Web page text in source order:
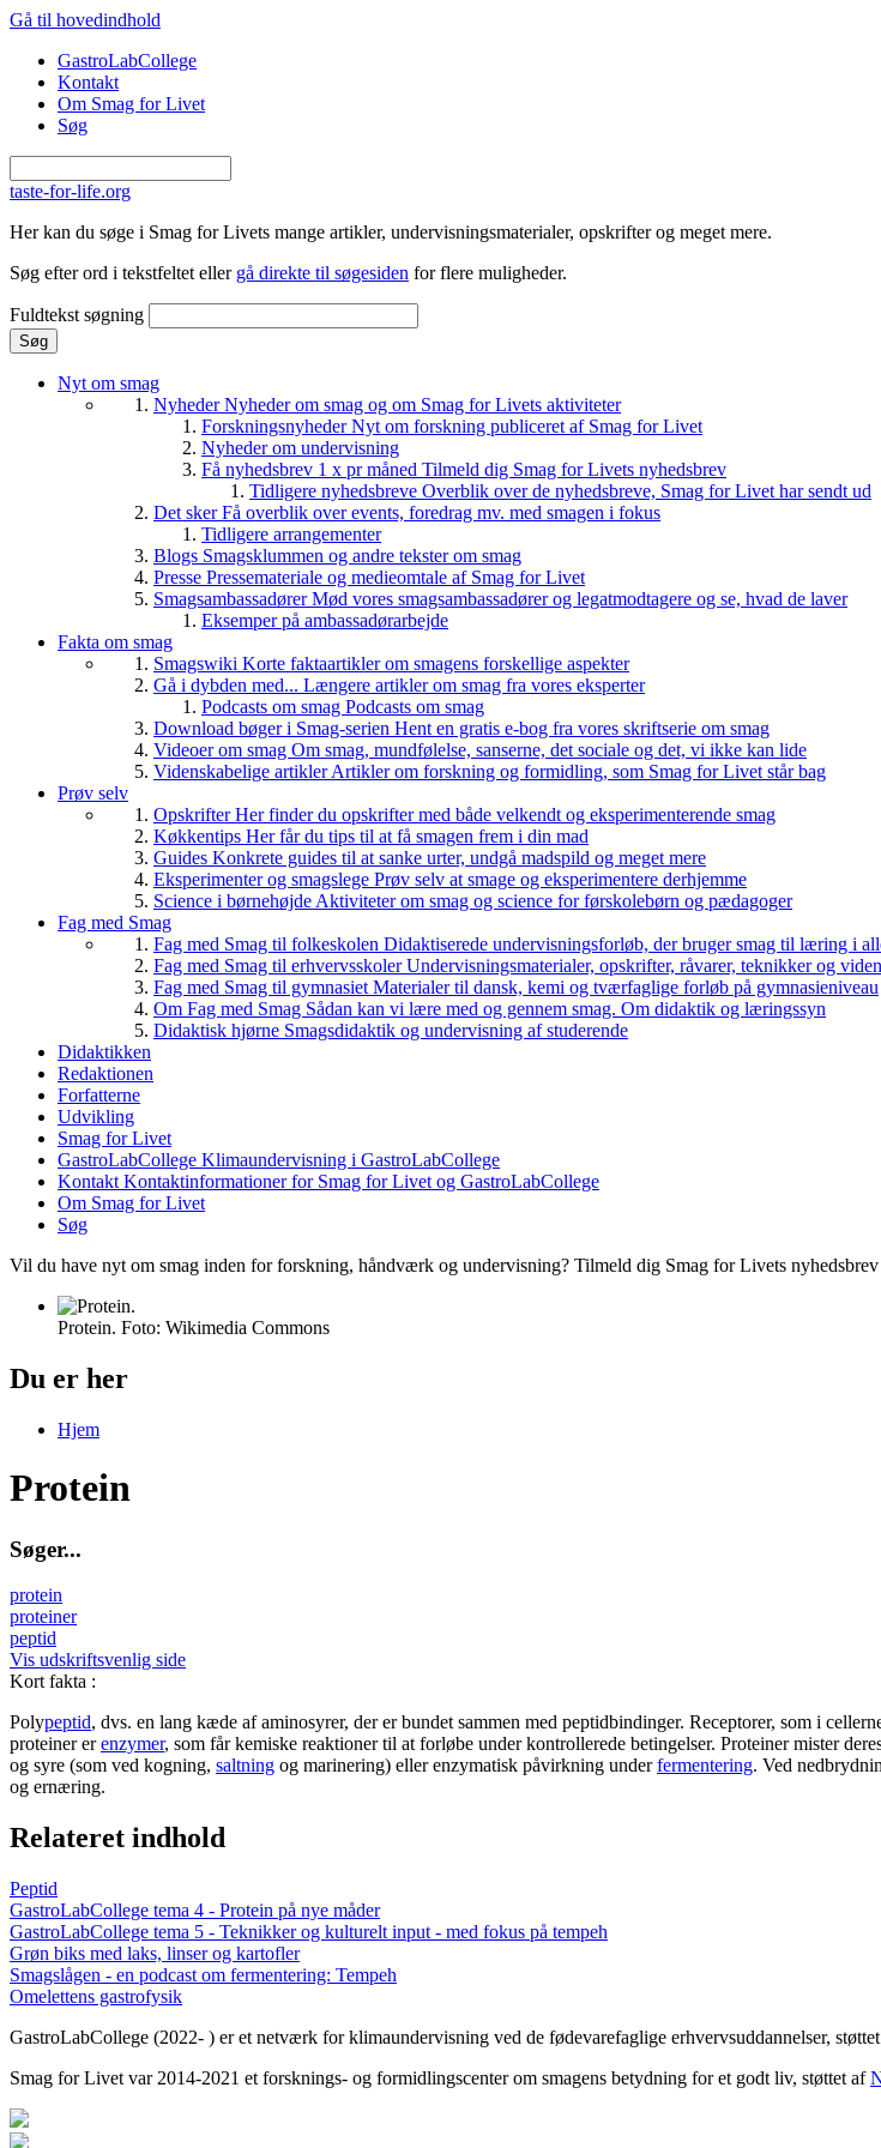
Gå til hovedindhold
GastroLabCollege
Kontakt
Om Smag for Livet
Søg
taste-for-life.org
Her kan du søge i Smag for Livets mange artikler, undervisningsmaterialer, opskrifter og meget mere.
Søg efter ord i tekstfeltet eller gå direkte til søgesiden for flere muligheder.
Fuldtekst søgning
Nyt om smag
NyhederNyheder om smag og om Smag for Livets aktiviteter
ForskningsnyhederNyt om forskning publiceret af Smag for Livet
Nyheder om undervisning
Få nyhedsbrev 1 x pr måned Tilmeld dig Smag for Livets nyhedsbrev
Tidligere nyhedsbreve Overblik over de nyhedsbreve, Smag for Livet har sendt ud
Det skerFå overblik over events, foredrag mv. med smagen i fokus
Tidligere arrangementer
Blogs Smagsklummen og andre tekster om smag
Presse Pressemateriale og medieomtale af Smag for Livet
SmagsambassadørerMød vores smagsambassadører og legatmodtagere og se, hvad de laver
Eksemper på ambassadørarbejde
Fakta om smag
Smagswiki Korte faktaartikler om smagens forskellige aspekter
Gå i dybden med... Længere artikler om smag fra vores eksperter
Podcasts om smag Podcasts om smag
Download bøger i Smag-serien Hent en gratis e-bog fra vores skriftserie om smag
Videoer om smag Om smag, mundfølelse, sanserne, det sociale og det, vi ikke kan lide
Videnskabelige artiklerArtikler om forskning og formidling, som Smag for Livet står bag
Prøv selv
OpskrifterHer finder du opskrifter med både velkendt og eksperimenterende smag
Køkkentips Her får du tips til at få smagen frem i din mad
Guides Konkrete guides til at sanke urter, undgå madspild og meget mere
Eksperimenter og smagslege Prøv selv at smage og eksperimentere derhjemme
Science i børnehøjde Aktiviteter om smag og science for førskolebørn og pædagoger
Fag med Smag
Fag med Smag til folkeskolen Didaktiserede undervisningsforløb, der bruger smag til læring i
Fag med Smag til erhvervsskolerUndervisningsmaterialer, opskrifter, råvarer, teknikker og viden
Fag med Smag til gymnasiet Materialer til dansk, kemi og tværfaglige forløb på gymnasieniveau
Om Fag med Smag Sådan kan vi lære med og gennem smag. Om didaktik og læringssyn
Didaktisk hjørne Smagsdidaktik og undervisning af studerende
Didaktikken
Redaktionen
Forfatterne
Udvikling
Smag for Livet
GastroLabCollege Klimaundervisning i GastroLabCollege
Kontakt Kontaktinformationer for Smag for Livet og GastroLabCollege
Om Smag for Livet
Søg
Vil du have nyt om smag inden for forskning, håndværk og undervisning? Tilmeld dig Smag for Livets nyhedsbrev
Protein. Foto: Wikimedia Commons
Du er her
Hjem
Protein
Søger...
protein
proteiner
peptid
Vis udskriftsvenlig side
Kort fakta :
Polypeptid, dvs. en lang kæde af aminosyrer, der er bundet sammen med peptidbindinger. Receptorer, som i
proteiner erenzymer, som får kemiske reaktioner til at forløbe under kontrollerede betingelser. Proteiner mister
og syre (som ved kogning, saltning og marinering) eller enzymatisk påvirkning underfermentering. Ved
og ernæring.
Relateret indhold
Peptid
GastroLabCollege tema 4 - Protein på nye måder
GastroLabCollege tema 5 - Teknikker og kulturelt input - med fokus på tempeh
Grøn biks med laks, linser og kartofler
Smagslågen - en podcast om fermentering: Tempeh
Omelettens gastrofysik
GastroLabCollege (2022- ) er et netværk for klimaundervisning ved de fødevarefaglige erhvervsuddannelser,
Smag for Livet var 2014-2021 et forsknings- og formidlingscenter om smagens betydning for et godt liv, støttet af